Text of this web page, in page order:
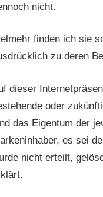
nicht.
finden ich sie
zu deren
dieser
oder
das Eigentum der
es sei
nicht erteilt,